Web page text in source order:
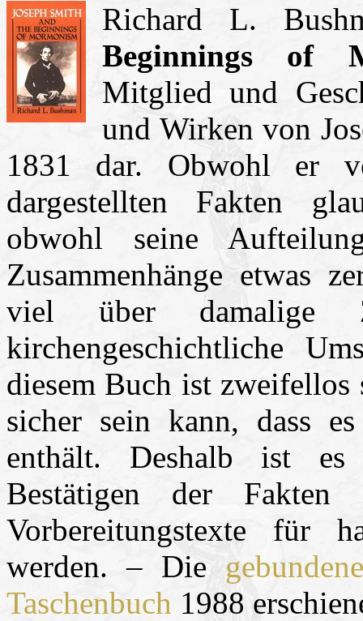
Richard L.
Beginnings of
Mitglied und
und Wirken von
1831 dar. Obwohl er
dargestellten Fakten
obwohl seine
Zusammenhänge etwas
viel über damalige
kirchengeschichtliche
diesem Buch ist
sicher sein kann, dass
enthält. Deshalb ist es
Bestätigen der Fakten
Vorbereitungstexte für
werden. – Die
Taschenbuch 1988